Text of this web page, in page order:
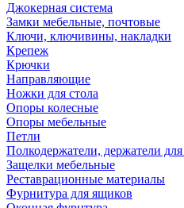
Джокерная система
Замки мебельные, почтовые
Ключи, ключивины, накладки
Крепеж
Крючки
Направляющие
Ножки для стола
Опоры колесные
Опоры мебельные
Петли
Полкодержатели, держатели для
Защелки мебельные
Реставрационные материалы
Фурнитура для ящиков